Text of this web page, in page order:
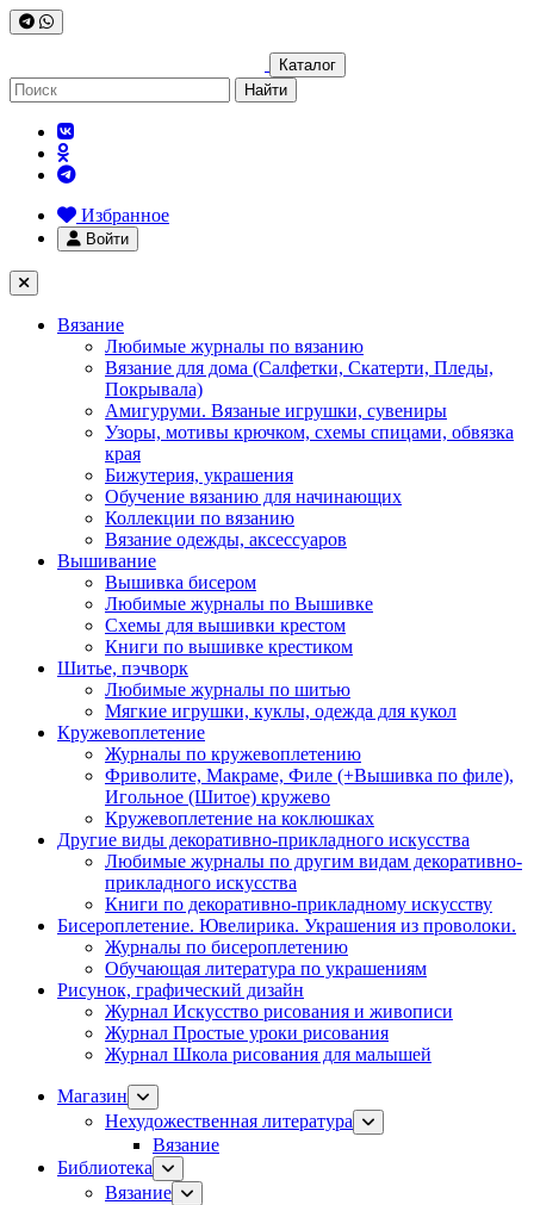
Каталог
Найти
Избранное
Войти
Вязание
Любимые журналы по вязанию
Вязание для дома (Салфетки, Скатерти, Пледы,
Покрывала)
Амигуруми. Вязаные игрушки, сувениры
Узоры, мотивы крючком, схемы спицами, обвязка
края
Бижутерия, украшения
Обучение вязанию для начинающих
Коллекции по вязанию
Вязание одежды, аксессуаров
Вышивание
Вышивка бисером
Любимые журналы по Вышивке
Схемы для вышивки крестом
Книги по вышивке крестиком
Шитье, пэчворк
Любимые журналы по шитью
Мягкие игрушки, куклы, одежда для кукол
Кружевоплетение
Журналы по кружевоплетению
Фриволите, Макраме, Филе (+Вышивка по филе),
Игольное (Шитое) кружево
Кружевоплетение на коклюшках
Другие виды декоративно-прикладного искусства
Любимые журналы по другим видам декоративно-
прикладного искусства
Книги по декоративно-прикладному искусству
Бисероплетение. Ювелирика. Украшения из проволоки.
Журналы по бисероплетению
Обучающая литература по украшениям
Рисунок, графический дизайн
Журнал Искусство рисования и живописи
Журнал Простые уроки рисования
Журнал Школа рисования для малышей
Магазин
Нехудожественная литература
Вязание
Библиотека
Вязание